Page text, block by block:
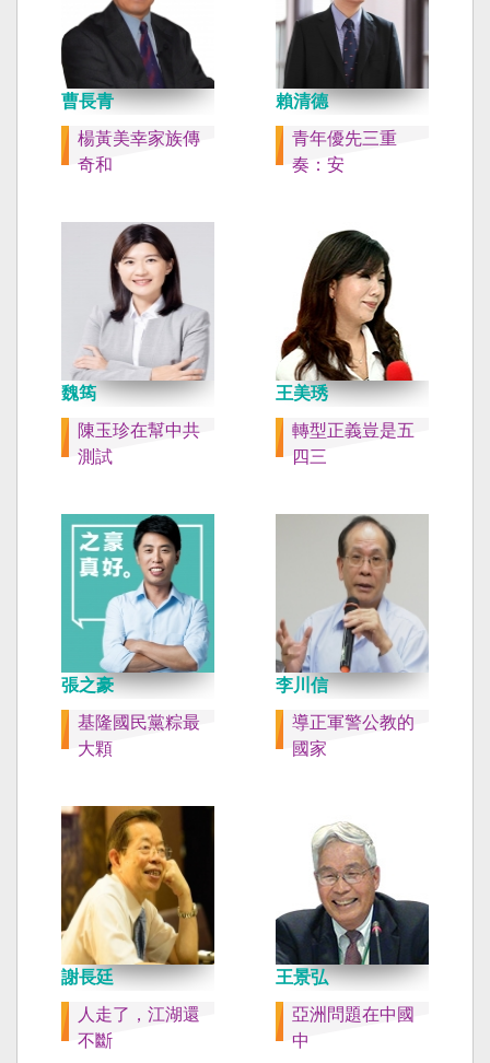
曹長青
楊黃美幸家族傳
奇和
賴清德
青年優先三重
奏：安
魏筠
陳玉珍在幫中共
測試
王美琇
轉型正義豈是五
四三
張之豪
基隆國民黨粽最
大顆
李川信
導正軍警公教的
國家
謝長廷
人走了，江湖還
不斷
王景弘
亞洲問題在中國
中